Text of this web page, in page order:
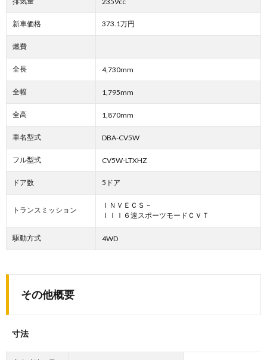
新車価格 373.1万円
燃費
全長 4,730mm
全幅 1,795mm
全高 1,870mm
車名型式 DBA-CV5W
フル型式 CV5W-LTXHZ
ドア数 5ドア
トランスミッション
ＩＮＶＥＣＳ－
ＩＩＩ６速スポーツモードＣＶＴ
駆動方式 4WD
その他概要
寸法